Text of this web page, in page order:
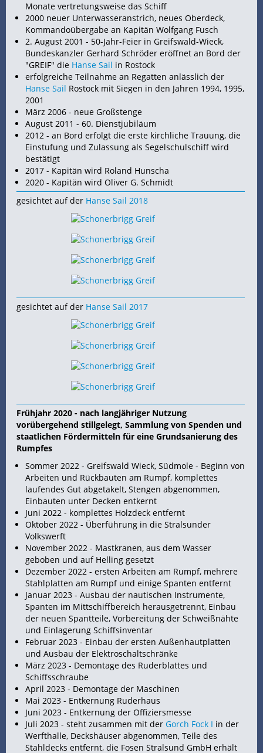
Monate vertretungsweise das Schiff
2000 neuer Unterwasseranstrich, neues Oberdeck,
Kommandoübergabe an Kapitän Wolfgang Fusch
2. August 2001 - 50-Jahr-Feier in Greifswald-Wieck,
Bundeskanzler Gerhard Schröder eröffnet an Bord der
"GREIF" die Hanse Sail in Rostock
erfolgreiche Teilnahme an Regatten anlässlich der
Hanse Sail Rostock mit Siegen in den Jahren 1994, 1995,
2001
März 2006 - neue Großstenge
August 2011 - 60. Dienstjubiläum
2012 - an Bord erfolgt die erste kirchliche Trauung, die
Einstufung und Zulassung als Segelschulschiff wird
bestätigt
2017 - Kapitän wird Roland Hunscha
2020 - Kapitän wird Oliver G. Schmidt
gesichtet auf der Hanse Sail 2018
gesichtet auf der Hanse Sail 2017
Frühjahr 2020 - nach langjähriger Nutzung
vorübergehend stillgelegt, Sammlung von Spenden und
staatlichen Fördermitteln für eine Grundsanierung des
Rumpfes
Sommer 2022 - Greifswald Wieck, Südmole - Beginn von
Arbeiten und Rückbauten am Rumpf, komplettes
laufendes Gut abgetakelt, Stengen abgenommen,
Einbauten unter Decken entkernt
Juni 2022 - komplettes Holzdeck entfernt
Oktober 2022 - Überführung in die Stralsunder
Volkswerft
November 2022 - Mastkranen, aus dem Wasser
geboben und auf Helling gesetzt
Dezember 2022 - ersten Arbeiten am Rumpf, mehrere
Stahlplatten am Rumpf und einige Spanten entfernt
Januar 2023 - Ausbau der nautischen Instrumente,
Spanten im Mittschiffbereich herausgetrennt, Einbau
der neuen Spantteile, Vorbereitung der Schweißnähte
und Einlagerung Schiffsinventar
Februar 2023 - Einbau der ersten Außenhautplatten
und Ausbau der Elektroschaltschränke
März 2023 - Demontage des Ruderblattes und
Schiffsschraube
April 2023 - Demontage der Maschinen
Mai 2023 - Entkernung Ruderhaus
Juni 2023 - Entkernung der Offiziersmesse
Juli 2023 - steht zusammen mit der Gorch Fock I in der
Werfthalle, Deckshäuser abgenommen, Teile des
Stahldecks entfernt, die Fosen Stralsund GmbH erhält